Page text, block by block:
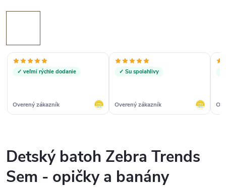
✓ veľmi rýchle dodanie
Overený zákazník
✓ Su spolahlivy
Overený zákazník
Detský batoh Zebra Trends
Sem - opičky a banány